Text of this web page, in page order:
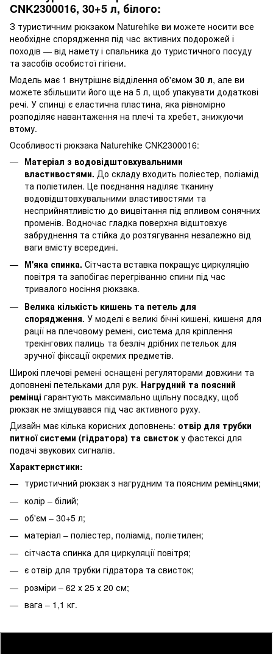
CNK2300016, 30+5 л, білого:
З туристичним рюкзаком Naturehike ви можете носити все
необхідне спорядження під час активних подорожей і
походів — від намету і спальника до туристичного посуду
та засобів особистої гігієни.
Модель має 1 внутрішнє відділення об'ємом 30 л, але ви
можете збільшити його ще на 5 л, щоб упакувати додаткові
речі. У спинці є еластична пластина, яка рівномірно
розподіляє навантаження на плечі та хребет, знижуючи
втому.
Особливості рюкзака Naturehike CNK2300016:
Матеріал з водовідштовхувальними
властивостями. До складу входить поліестер, поліамід
та поліетилен. Це поєднання наділяє тканину
водовідштовхувальними властивостями та
несприйнятливістю до вицвітання під впливом сонячних
променів. Водночас гладка поверхня відштовхує
забруднення та стійка до розтягування незалежно від
ваги вмісту всередині.
М'яка спинка. Сітчаста вставка покращує циркуляцію
повітря та запобігає перегріванню спини під час
тривалого носіння рюкзака.
Велика кількість кишень та петель для
спорядження. У моделі є великі бічні кишені, кишеня для
рації на плечовому ремені, система для кріплення
трекінгових палиць та безліч дрібних петельок для
зручної фіксації окремих предметів.
Широкі плечові ремені оснащені регуляторами довжини та
доповнені петельками для рук. Нагрудний та поясний
ремінці гарантують максимально щільну посадку, щоб
рюкзак не зміщувався під час активного руху.
Дизайн має кілька корисних доповнень: отвір для трубки
питної системи (гідратора) та свисток у фастексі для
подачі звукових сигналів.
Характеристики:
туристичний рюкзак з нагрудним та поясним ремінцями;
колір – білий;
об'єм – 30+5 л;
матеріал – поліестер, поліамід, поліетилен;
сітчаста спинка для циркуляції повітря;
є отвір для трубки гідратора та свисток;
розміри – 62 х 25 х 20 см;
вага – 1,1 кг.